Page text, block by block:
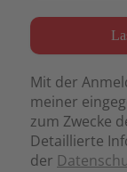
Mit der
meiner
zum Zwecke
Detaillierte
der